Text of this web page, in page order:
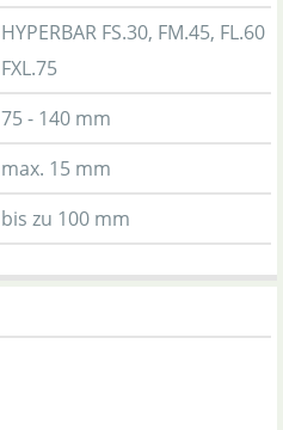
HYPERBAR FS.30, FM.45, FL.60
FXL.75
75 - 140 mm
max. 15 mm
bis zu 100 mm